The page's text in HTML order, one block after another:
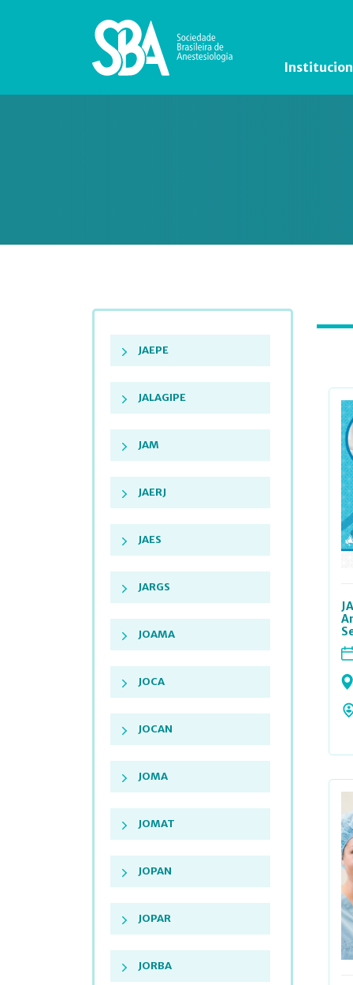
JAEPE
JALAGIPE
JAM
JAERJ
JAES
JARGS
JOAMA
JOCA
JOCAN
JOMA
JOMAT
JOPAN
JOPAR
JORBA